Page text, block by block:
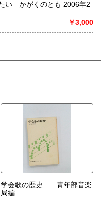
い かがくのとも 2006年2
￥3,000
学会歌の歴史 青年部音楽
局編